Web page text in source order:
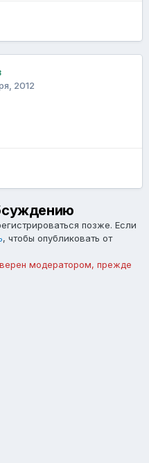
2012
позже. Если
, чтобы опубликовать от
модератором, прежде